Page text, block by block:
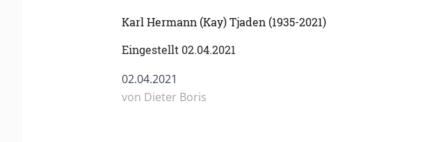
Karl Hermann (Kay) Tjaden (1935-2021)
Eingestellt 02.04.2021
02.04.2021
von Dieter Boris